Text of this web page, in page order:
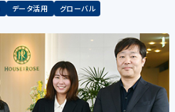
データ活用 グローバル